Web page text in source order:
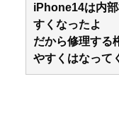
iPhone14は内
すくなったよ
だから修理する
やすくはなって